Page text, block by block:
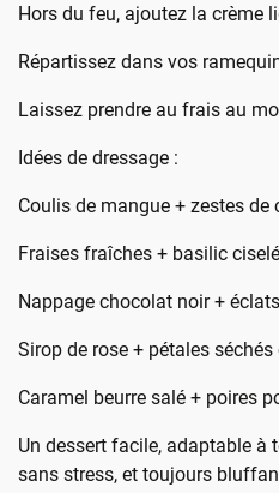
Hors du feu, ajoutez la crème
Répartissez dans vos
Laissez prendre au frais au
Idées de dressage :
Coulis de mangue + zestes de
Fraises fraîches + basilic ciselé
Nappage chocolat noir +
Sirop de rose + pétales
Caramel beurre salé + poires
Un dessert facile, adaptable à
sans stress, et toujours